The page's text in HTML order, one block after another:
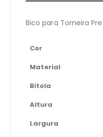
Bico para Torneira
Cor
Material
Bitola
Altura
Largura